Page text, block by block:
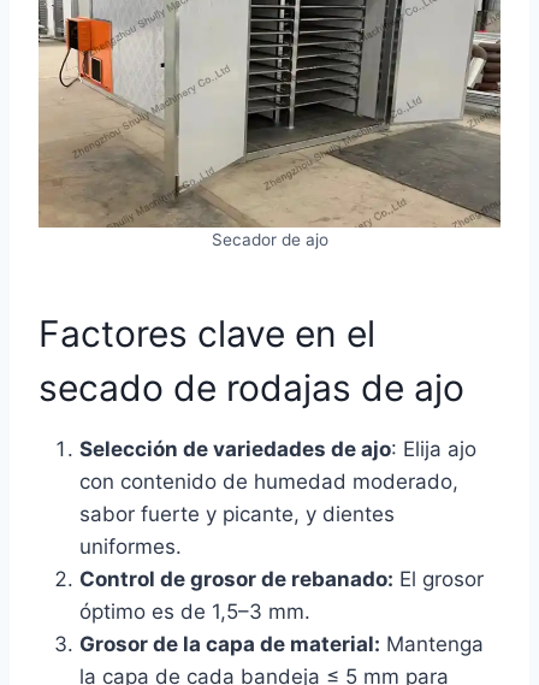
Secador de ajo
Factores clave en el
secado de rodajas de ajo
Selección de variedades de ajo: Elija ajo
con contenido de humedad moderado,
sabor fuerte y picante, y dientes
uniformes.
Control de grosor de rebanado: El grosor
óptimo es de 1,5–3 mm.
Grosor de la capa de material: Mantenga
la capa de cada bandeja ≤ 5 mm para